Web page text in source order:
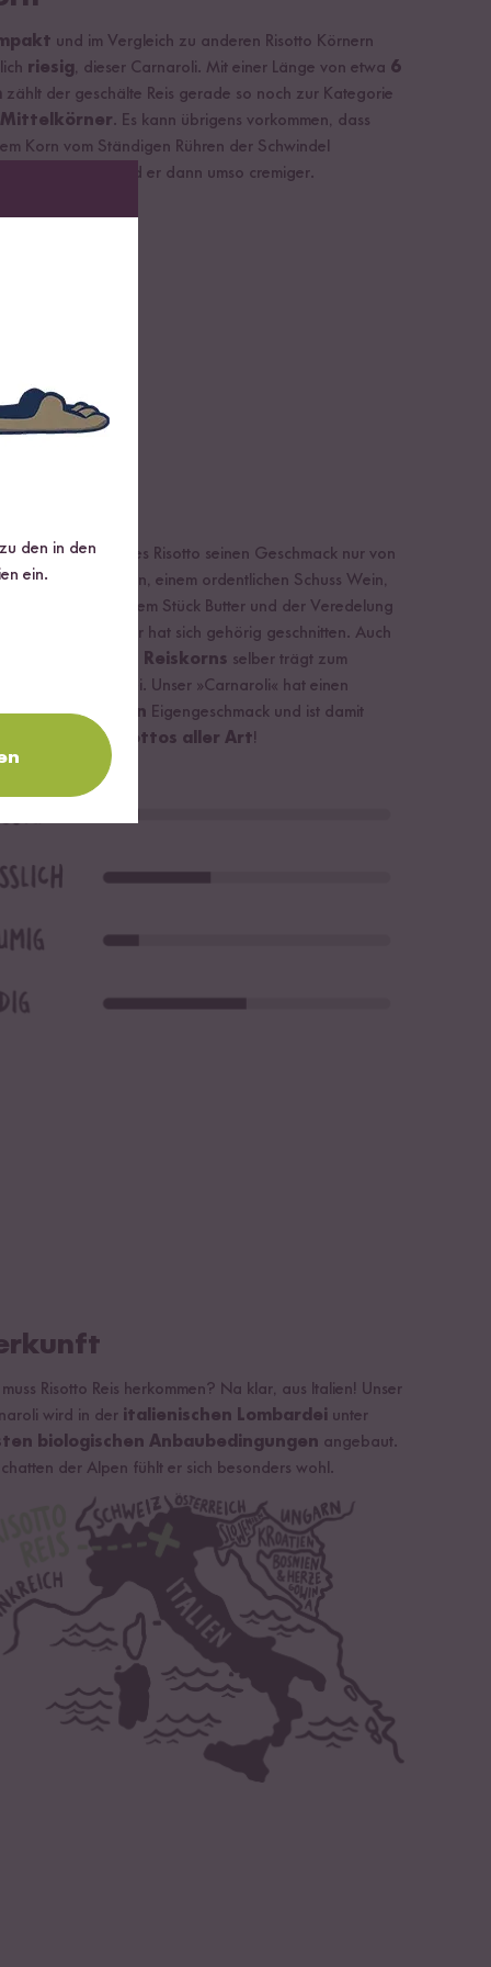
und im Vergleich zu anderen Risotto Körnern
riesig, dieser Carnaroli. Mit einer Länge von etwa 6
zählt der geschälte Reis gerade so noch zur Kategorie
Mittelkörner. Es kann übrigens vorkommen, dass
Korn vom Ständigen Rühren der Schwindel
– dafür wird er dann umso cremiger.
denkt, dass leckeres Risotto seinen Geschmack nur von
Zwiebeln, einem ordentlichen Schuss Wein,
richtigen Fond, einem Stück Butter und der Veredelung
erhält, der hat sich gehörig geschnitten. Auch
Eigenaroma des Reiskorns selber trägt zum
bei. Unser »Carnaroli« hat einen
leichterdigen Eigengeschmack und ist damit
für deftigeRisottos aller Art!
Risotto Reis herkommen? Na klar, aus Italien! Unser
wird in der italienischen Lombardei unter
biologischen Anbaubedingungen angebaut.
der Alpen fühlt er sich besonders wohl.
den in den
ein.